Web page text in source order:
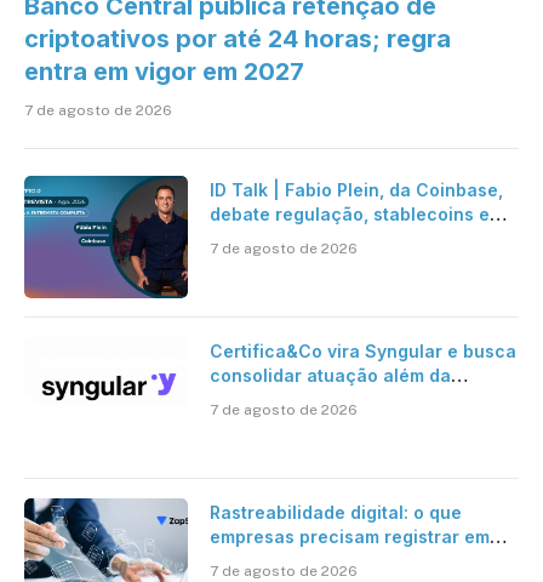
Banco Central publica retenção de
criptoativos por até 24 horas; regra
entra em vigor em 2027
7 de agosto de 2026
ID Talk | Fabio Plein, da Coinbase,
debate regulação, stablecoins e
7 de agosto de 2026
Certifica&Co vira Syngular e busca
consolidar atuação além da
7 de agosto de 2026
Rastreabilidade digital: o que
empresas precisam registrar em
7 de agosto de 2026